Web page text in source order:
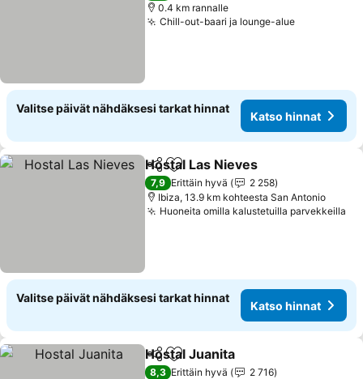
0.4 km rannalle
Chill-out-baari ja lounge-alueKatso
Valitse päivät nähdäksesi tarkat hinnat
Katso hinnat
Jaa Lisää suosikkeihin
Hostal Las Nieves
7,9 Erittäin hyvä
2 258
Ibiza, 13.9 km kohteesta San Antonio
Huoneita omilla kalustetuilla parvekkeilla
Valitse päivät nähdäksesi tarkat hinnat
Katso hinnat
Jaa Lisää suosikkeihin
Hostal Juanita
8,3 Erittäin hyvä
2 716